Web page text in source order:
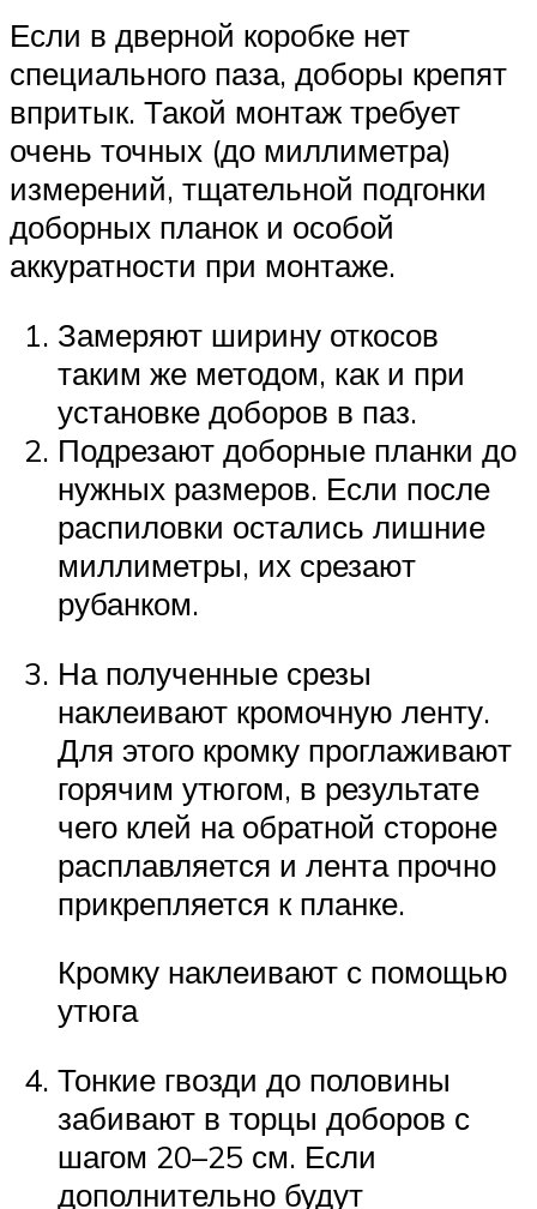
Если в дверной коробке нет
специального паза, доборы крепят
впритык. Такой монтаж требует
очень точных (до миллиметра)
измерений, тщательной подгонки
доборных планок и особой
аккуратности при монтаже.
Замеряют ширину откосов
таким же методом, как и при
установке доборов в паз.
Подрезают доборные планки до
нужных размеров. Если после
распиловки остались лишние
миллиметры, их срезают
рубанком.
На полученные срезы
наклеивают кромочную ленту.
Для этого кромку проглаживают
горячим утюгом, в результате
чего клей на обратной стороне
расплавляется и лента прочно
прикрепляется к планке.
Кромку наклеивают с помощью
утюга
Тонкие гвозди до половины
забивают в торцы доборов с
шагом 20–25 см. Если
дополнительно будут